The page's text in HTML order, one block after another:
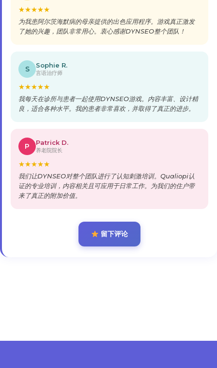
★★★★★
为我患阿尔茨海默病的母亲提供的出色应用程序。游戏真正激发
了她的兴趣，团队非常用心。衷心感谢DYNSEO整个团队！
S Sophie R.
言语治疗师
★★★★★
我每天在诊所与患者一起使用DYNSEO游戏。内容丰富、设计精
良，适合各种水平。我的患者非常喜欢，并取得了真正的进步。
P Patrick D.
养老院院长
★★★★★
我们让DYNSEO对整个团队进行了认知刺激培训。Qualiopi认
证的专业培训，内容相关且可应用于日常工作。为我们的住户带
来了真正的附加价值。
留下评论